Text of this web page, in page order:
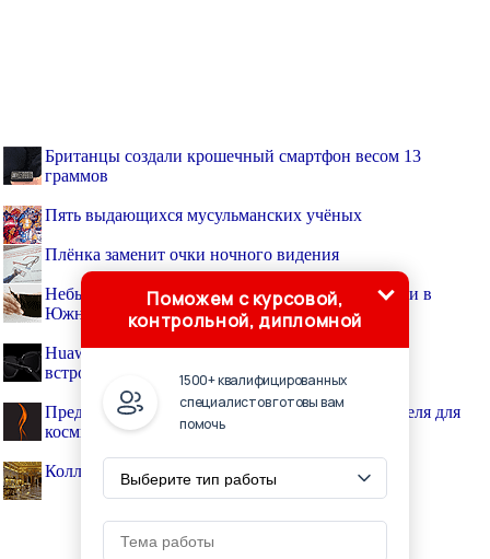
Британцы создали крошечный смартфон весом 13
граммов
Пять выдающихся мусульманских учёных
Плёнка заменит очки ночного видения
Небьющийся дисплей для смартфона разработали в
Южной Корее
Huawei анонсировала первые «умные» очки без
встроенной камеры
Представлен концепт всасывающего огнетушителя для
космических кораблей и подлодок
Коллекция часовых механизмах в Эрмитаже
Поможем с курсовой,
контрольной, дипломной
1500+ квалифицированных
специалистов готовы вам
помочь